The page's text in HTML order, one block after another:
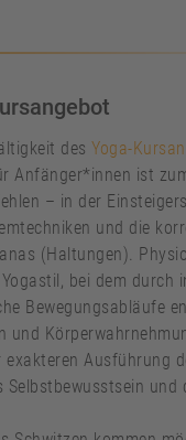
des Yoga-
Anfänger*innen ist
– in der
und die
(Haltungen).
bei dem durch
Bewegungsabläufe
und
Ausführung
Selbstbewusstsein und